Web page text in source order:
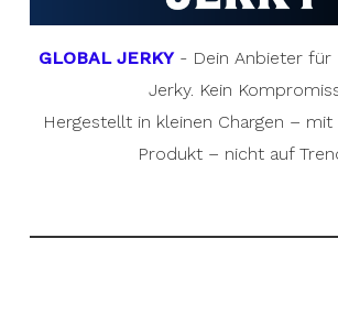
GLOBAL JERKY- Dein Anbieter für
Jerky. Kein
Hergestellt in kleinen Chargen – mit
Produkt – nicht auf